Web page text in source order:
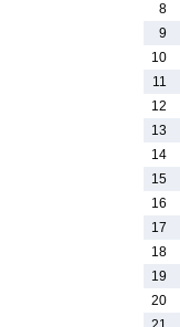
8
9
10
11
12
13
14
15
16
17
18
19
20